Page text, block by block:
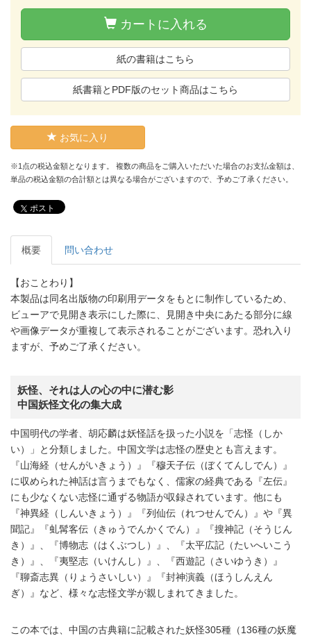
カートに入れる
紙の書籍はこちら
紙書籍とPDF版のセット商品はこちら
お気に入り
※1点の税込金額となります。 複数の商品をご購入いただいた場合のお支払金額は、
単品の税込金額の合計額とは異なる場合がございますので、予めご了承ください。
ポスト
概要 問い合わせ
【おことわり】
本製品は同名出版物の印刷用データをもとに制作しているため、
ビューアで見開き表示にした際に、見開き中央にあたる部分に線
や画像データが重複して表示されることがございます。恐れ入り
ますが、予めご了承ください。
妖怪、それは人の心の中に潜む影
中国妖怪文化の集大成
中国明代の学者、胡応麟は妖怪話を扱った小説を「志怪（しか
い）」と分類しました。中国文学は志怪の歴史とも言えます。
『山海経（せんがいきょう）』『穆天子伝（ぼくてんしでん）』
に収められた神話は言うまでもなく、儒家の経典である『左伝』
にも少なくない志怪に通ずる物語が収録されています。他にも
『神異経（しんいきょう）』『列仙伝（れつせんでん）』や『異
聞記』『虬髯客伝（きゅうでんかくでん）』『搜神記（そうじん
き）』、『博物志（はくぶつし）』、『太平広記（たいへいこう
き）』、『夷堅志（いけんし）』、『西遊記（さいゆうき）』
『聊斎志異（りょうさいしい）』『封神演義（ほうしんえん
ぎ）』など、様々な志怪文学が親しまれてきました。
この本では、中国の古典籍に記載された妖怪305種（136種の妖魔